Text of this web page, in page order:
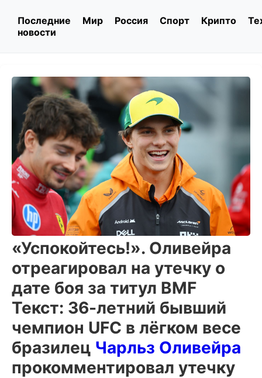
Последние
новости
Мир Россия Спорт Крипто
«Успокойтесь!». Оливейра
отреагировал на утечку о
дате боя за титул BMF
Текст: 36-летний бывший
чемпион UFC в лёгком весе
бразилец Чарльз Оливейра
прокомментировал утечку